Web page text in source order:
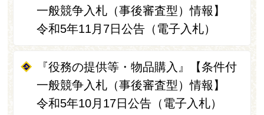
一般競争入札（事後審査型）情報】
令和5年11月7日公告（電子入札）
『役務の提供等・物品購入』【条件付
一般競争入札（事後審査型）情報】
令和5年10月17日公告（電子入札）